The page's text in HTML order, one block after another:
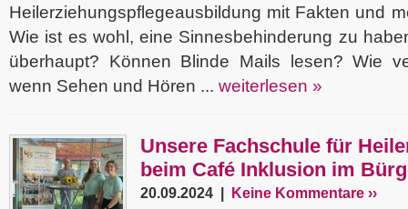
Heilerziehungspflegeausbildung mit Fakten und
Wie ist es wohl, eine Sinnesbehinderung zu
überhaupt? Können Blinde Mails lesen? Wie
wenn Sehen und Hören ... weiterlesen »
Unsere Fachschule für
beim Café Inklusion im
20.09.2024 | Keine Kommentare ››